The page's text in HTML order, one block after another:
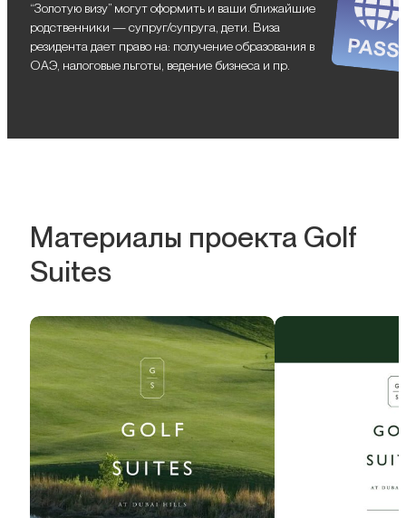
“Золотую визу” могут оформить и ваши ближайшие
родственники — супруг/супруга, дети. Виза
резидента дает право на: получение образования в
ОАЭ, налоговые льготы, ведение бизнеса и пр.
Материалы проекта Golf
Suites